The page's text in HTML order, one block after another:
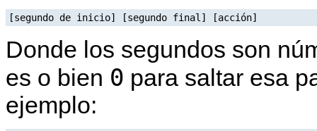
Donde los segundos son
es o bien 0 para saltar esa
ejemplo: